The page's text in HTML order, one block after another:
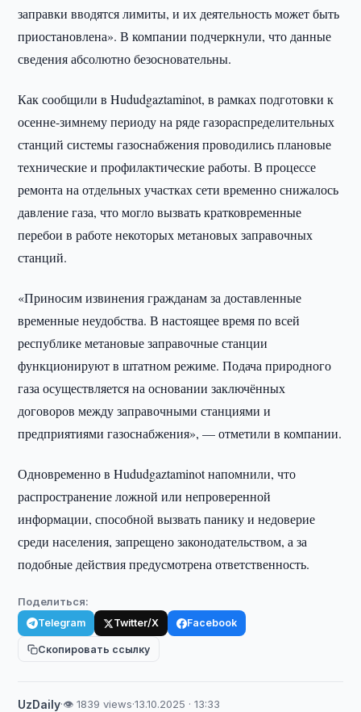
заправки вводятся лимиты, и их деятельность может быть
приостановлена». В компании подчеркнули, что данные
сведения абсолютно безосновательны.
Как сообщили в Hududgaztaminot, в рамках подготовки к
осенне-зимнему периоду на ряде газораспределительных
станций системы газоснабжения проводились плановые
технические и профилактические работы. В процессе
ремонта на отдельных участках сети временно снижалось
давление газа, что могло вызвать кратковременные
перебои в работе некоторых метановых заправочных
станций.
«Приносим извинения гражданам за доставленные
временные неудобства. В настоящее время по всей
республике метановые заправочные станции
функционируют в штатном режиме. Подача природного
газа осуществляется на основании заключённых
договоров между заправочными станциями и
предприятиями газоснабжения», — отметили в компании.
Одновременно в Hududgaztaminot напомнили, что
распространение ложной или непроверенной
информации, способной вызвать панику и недоверие
среди населения, запрещено законодательством, а за
подобные действия предусмотрена ответственность.
Поделиться:
Telegram Twitter/X Facebook
Скопировать ссылку
UzDaily·👁 1839 views·13.10.2025 · 13:33